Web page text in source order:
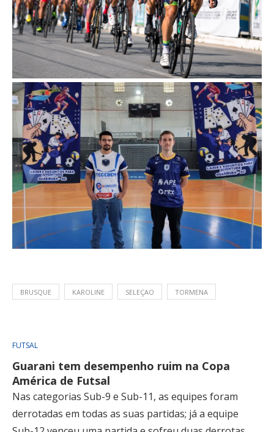
BRUSQUE KAROLINE SELEÇAO TORMENA
FUTSAL
Guarani tem desempenho ruim na Copa
América de Futsal
Nas categorias Sub-9 e Sub-11, as equipes foram
derrotadas em todas as suas partidas; já a equipe